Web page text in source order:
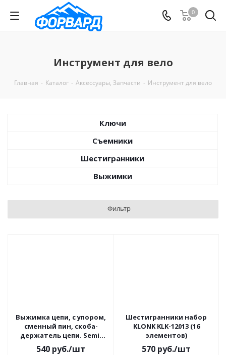
0
Инструмент для вело
Главная - Каталог - Аксессуары, Запчасти - Инструмент для вело
Ключи
Съемники
Шестигранники
Выжимки
Фильтр
Выжимка цепи, с упором,
сменный пин, скоба-
держатель цепи. Semi-
pro, Forward
540 руб./шт
Шестигранники набор
KLONK KLK-12013 (16
элементов)
570 руб./шт